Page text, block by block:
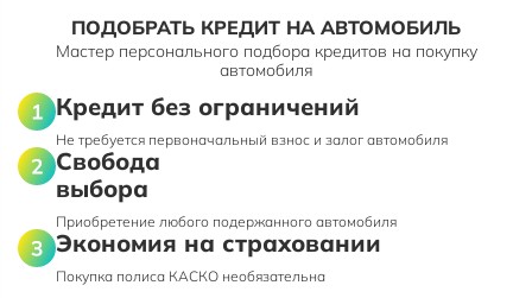
ПОДОБРАТЬ КРЕДИТ НА АВТОМОБИЛЬ
Мастер персонального подбора кредитов на покупку
автомобиля
Кредит без ограничений
Не требуется первоначальный взнос и залог автомобиля
Свобода
выбора
Приобретение любого подержанного автомобиля
Экономия на страховании
Покупка полиса КАСКО необязательна